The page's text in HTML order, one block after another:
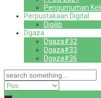
Pengumuman
Perpustakaan Digital
Digilib
Dgaza
Dgaza#32
Dgaza#33
Dgaza#36